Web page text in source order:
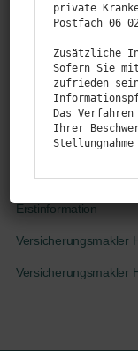
BK-Blog
simplr-App
Kontakt
Impressum
Datenschutz
Erstinformation
Versicherungsmakler
Versicherungsmakler
private
Postfach 06
Zusätzliche
Sofern Sie
zufrieden
Das
Ihrer